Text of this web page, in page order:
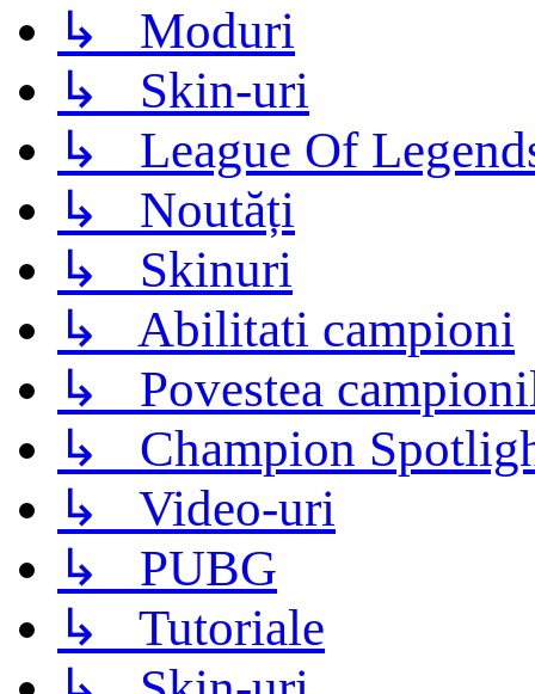
↳ Moduri
↳ Skin-uri
↳ League Of
↳ Noutăți
↳ Skinuri
↳ Abilitati campioni
↳ Povestea
↳ Champion
↳ Video-uri
↳ PUBG
↳ Tutoriale